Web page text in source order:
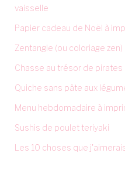
vaisselle
Papier cadeau de Noël à
Zentangle (ou coloriage
Chasse au trésor de
Quiche sans pâte aux
Menu hebdomadaire à
Sushis de poulet teriyaki
Les 10 choses que